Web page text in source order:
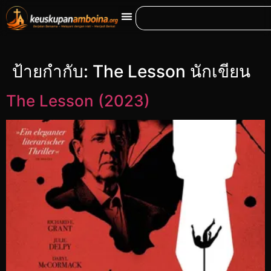
ป้ายกำกับ: The Lesson นักเขียน
The Lesson (2023)